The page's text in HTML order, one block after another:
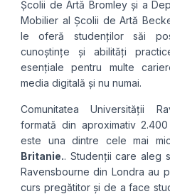
Școlii de Artă Bromley și a
Mobilier al Școlii de Artă
le oferă studenților săi
cunoștințe și abilități
esențiale pentru multe
media digitală și nu numai.
Comunitatea Universității
formată din aproximativ
este una dintre cele mai
Britanie.. Studenții care aleg
Ravensbourne din Londra au
curs pregătitor și de a face